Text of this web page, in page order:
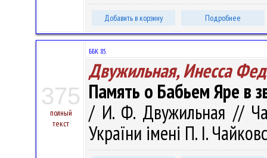
Добавить в корзину Подробнее
375
полный
текст
ББК 85.
Двужильная, Инесса
Память о Бабьем Яре в
/ И. Ф. Двужильная //
України імені П. І.